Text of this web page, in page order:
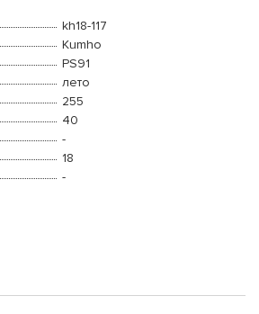
kh18-117
Kumho
PS91
лето
255
40
-
18
-